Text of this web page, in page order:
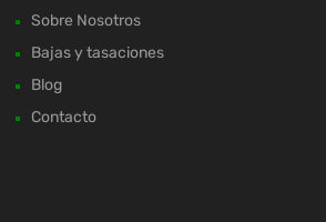
Sobre Nosotros
Bajas y tasaciones
Blog
Contacto